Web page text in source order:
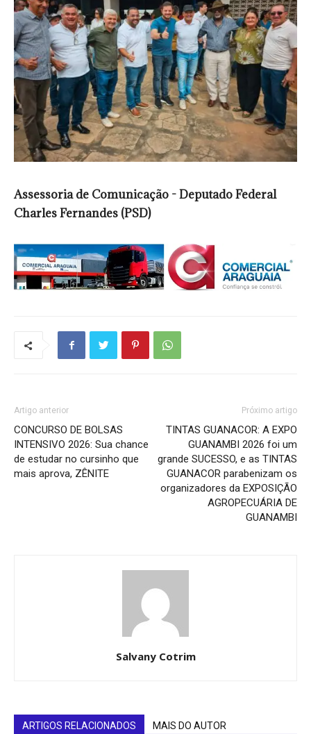
Assessoria de Comunicação - Deputado Federal
Charles Fernandes (PSD)
Artigo anterior
CONCURSO DE BOLSAS
INTENSIVO 2026: Sua chance
de estudar no cursinho que
mais aprova, ZÊNITE
Próximo artigo
TINTAS GUANACOR: A EXPO
GUANAMBI 2026 foi um
grande SUCESSO, e as TINTAS
GUANACOR parabenizam os
organizadores da EXPOSIÇÃO
AGROPECUÁRIA DE
GUANAMBI
Salvany Cotrim
ARTIGOS RELACIONADOS MAIS DO AUTOR